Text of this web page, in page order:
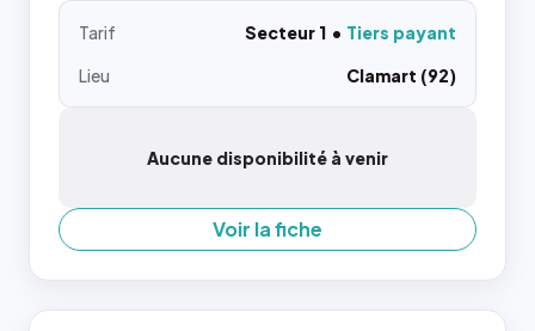
Tarif Secteur 1
Tiers payant
Lieu
Clamart (92)
Aucune disponibilité à venir
Voir la fiche